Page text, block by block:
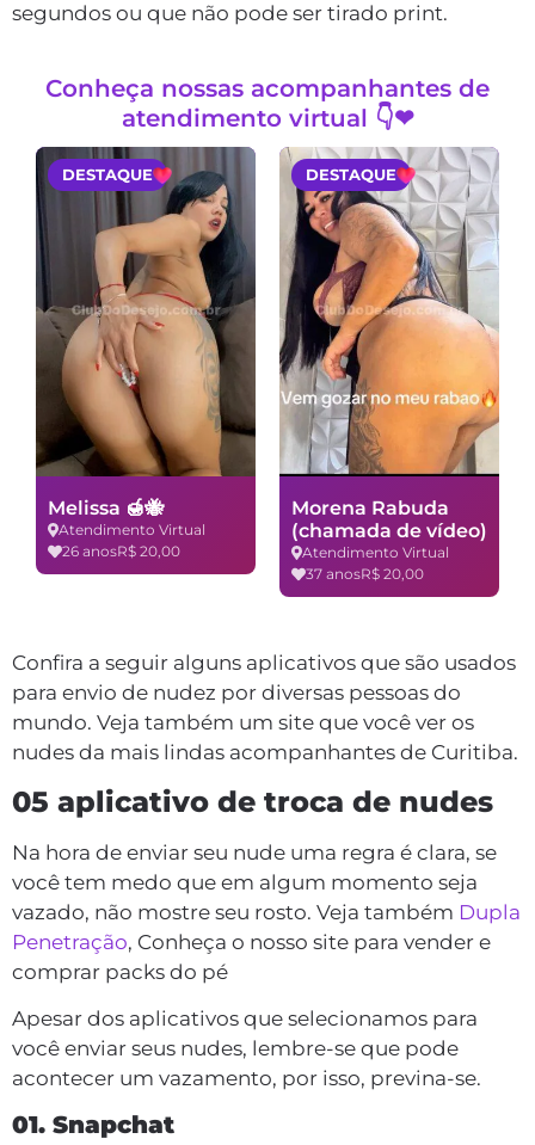
segundos ou que não pode ser tirado print.
Conheça nossas acompanhantes de
atendimento virtual 👇❤
DESTAQUE
Melissa 🍯🐝
Atendimento Virtual
26 anosR$ 20,00
DESTAQUE
Morena Rabuda
(chamada de vídeo)
Atendimento Virtual
37 anosR$ 20,00
Confira a seguir alguns aplicativos que são usados
para envio de nudez por diversas pessoas do
mundo. Veja também um site que você ver os
nudes da mais lindas acompanhantes de Curitiba.
05 aplicativo de troca de nudes
Na hora de enviar seu nude uma regra é clara, se
você tem medo que em algum momento seja
vazado, não mostre seu rosto. Veja também Dupla
Penetração, Conheça o nosso site para vender e
comprar packs do pé
Apesar dos aplicativos que selecionamos para
você enviar seus nudes, lembre-se que pode
acontecer um vazamento, por isso, previna-se.
01. Snapchat